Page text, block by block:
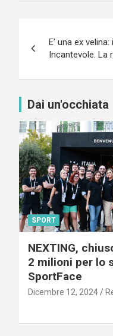
articoli
E’ una ex
Incantevole. La
Dai un'occhiata
SPORT
NEXTING,
2 milioni per lo
SportFace
Dicembre 12, 2024